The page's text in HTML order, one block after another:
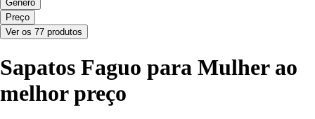
Género
Preço
Ver os 77 produtos
Sapatos Faguo para Mulher ao
melhor preço